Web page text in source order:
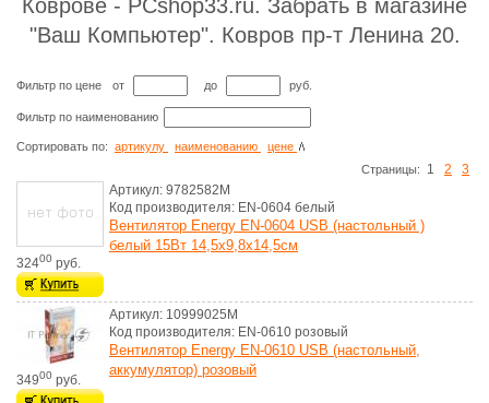
Коврове - PCshop33.ru. Забрать в магазине
"Ваш Компьютер". Ковров пр-т Ленина 20.
Фильтр по цене от до руб.
Фильтр по наименованию
Сортировать по: артикулу наименованию
цене
Cтраницы:
1 2 3
32400 руб.
Артикул: 9782582M
Код производителя: EN-0604 белый
Вентилятор Energy EN-0604 USB (настольный )
белый 15Вт 14,5х9,8х14,5см
34900 руб.
Артикул: 10999025M
Код производителя: EN-0610 розовый
Вентилятор Energy EN-0610 USB (настольный,
аккумулятор) розовый